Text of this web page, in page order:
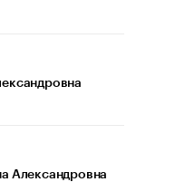
Дурова значат для
Александровна